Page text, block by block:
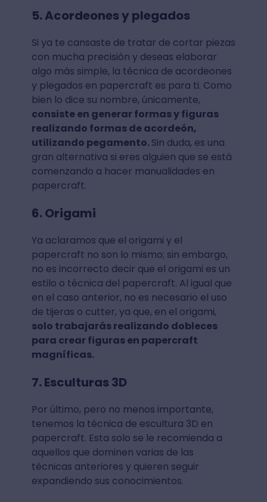
5. Acordeones y plegados
Si ya te cansaste de tratar de cortar piezas
con mucha precisión y deseas elaborar
algo más simple, la técnica de acordeones
y plegados en papercraft es para ti. Como
bien lo dice su nombre, únicamente,
consiste en generar formas y figuras
realizando formas de acordeón,
utilizando pegamento.Sin duda, es una
gran alternativa si eres alguien que se está
comenzando a hacer manualidades en
papercraft.
6. Origami
Ya aclaramos que el origami y el
papercraft no son lo mismo; sin embargo,
no es incorrecto decir que el origami es un
estilo o técnica del papercraft. Al igual que
en el caso anterior, no es necesario el uso
de tijeras o cutter, ya que, en el origami,
solo trabajarás realizando dobleces
para crear figuras en papercraft
magníficas.
7. Esculturas 3D
Por último, pero no menos importante,
tenemos la técnica de escultura 3D en
papercraft. Esta solo se le recomienda a
aquellos que dominen varias de las
técnicas anteriores y quieren seguir
expandiendo sus conocimientos.